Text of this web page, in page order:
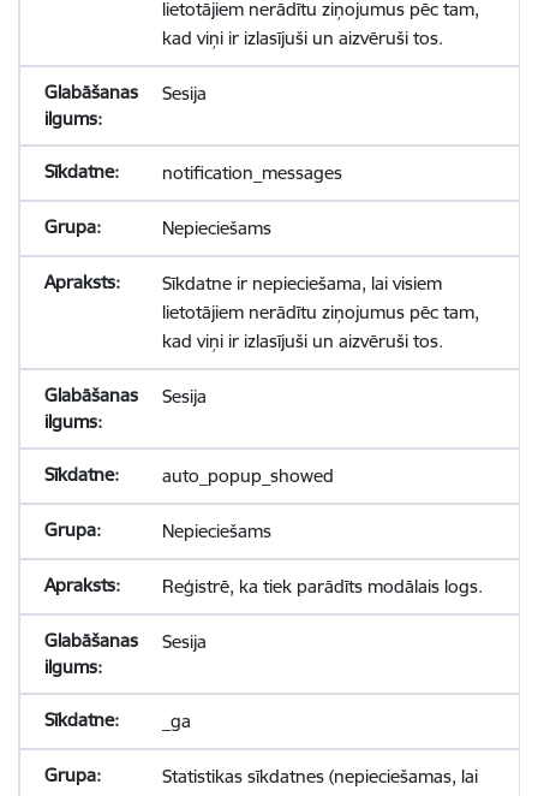
lietotājiem nerādītu ziņojumus pēc tam,
kad viņi ir izlasījuši un aizvēruši tos.
Sesija
notification_messages
Nepieciešams
Sīkdatne ir nepieciešama, lai visiem
lietotājiem nerādītu ziņojumus pēc tam,
kad viņi ir izlasījuši un aizvēruši tos.
Sesija
auto_popup_showed
Nepieciešams
Reģistrē, ka tiek parādīts modālais logs.
Sesija
_ga
Statistikas sīkdatnes (nepieciešamas, lai